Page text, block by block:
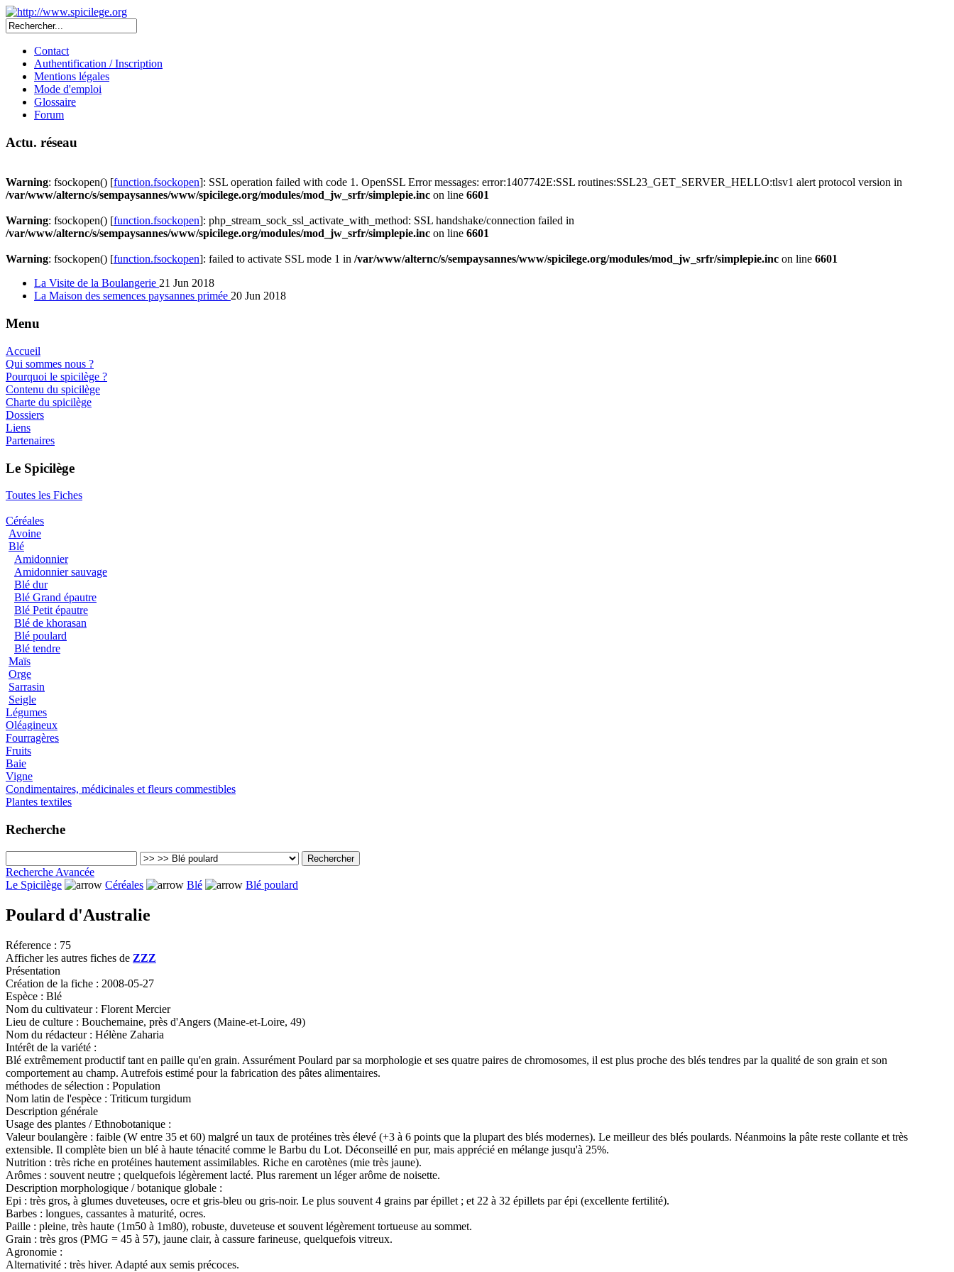
Contact
Authentification / Inscription
Mentions légales
Mode d'emploi
Glossaire
Forum
Actu. réseau
Warning: fsockopen() [function.fsockopen]: SSL operation failed with code 1. OpenSSL Error messages: error:1407742E:SSL routines:SSL23_GET_SERVER_HELLO:tlsv1 alert protocol version in
/var/www/alternc/s/sempaysannes/www/spicilege.org/modules/mod_jw_srfr/simplepie.inc on line 6601
Warning: fsockopen() [function.fsockopen]: php_stream_sock_ssl_activate_with_method: SSL handshake/connection failed in
/var/www/alternc/s/sempaysannes/www/spicilege.org/modules/mod_jw_srfr/simplepie.inc on line 6601
Warning: fsockopen() [function.fsockopen]: failed to activate SSL mode 1 in /var/www/alternc/s/sempaysannes/www/spicilege.org/modules/mod_jw_srfr/simplepie.inc on line 6601
La Visite de la Boulangerie 21 Jun 2018
La Maison des semences paysannes primée 20 Jun 2018
Menu
Accueil
Qui sommes nous ?
Pourquoi le spicilège ?
Contenu du spicilège
Charte du spicilège
Dossiers
Liens
Partenaires
Le Spicilège
Toutes les Fiches
Céréales
Avoine
Blé
Amidonnier
Amidonnier sauvage
Blé dur
Blé Grand épautre
Blé Petit épautre
Blé de khorasan
Blé poulard
Blé tendre
Maïs
Orge
Sarrasin
Seigle
Légumes
Oléagineux
Fourragères
Fruits
Baie
Vigne
Condimentaires, médicinales et fleurs commestibles
Plantes textiles
Recherche
Recherche Avancée
Le Spicilège
Céréales Blé Blé poulard
Poulard d'Australie
Réference : 75
Afficher les autres fiches de ZZZ
Présentation
Création de la fiche : 2008-05-27
Espèce : Blé
Nom du cultivateur : Florent Mercier
Lieu de culture : Bouchemaine, près d'Angers (Maine-et-Loire, 49)
Nom du rédacteur : Hélène Zaharia
Intérêt de la variété :
Blé extrêmement productif tant en paille qu'en grain. Assurément Poulard par sa morphologie et ses quatre paires de chromosomes, il est plus proche des blés tendres par la qualité de son grain et son
comportement au champ. Autrefois estimé pour la fabrication des pâtes alimentaires.
méthodes de sélection : Population
Nom latin de l'espèce : Triticum turgidum
Description générale
Usage des plantes / Ethnobotanique :
Valeur boulangère : faible (W entre 35 et 60) malgré un taux de protéines très élevé (+3 à 6 points que la plupart des blés modernes). Le meilleur des blés poulards. Néanmoins la pâte reste collante et très
extensible. Il complète bien un blé à haute ténacité comme le Barbu du Lot. Déconseillé en pur, mais apprécié en mélange jusqu'à 25%.
Nutrition : très riche en protéines hautement assimilables. Riche en carotènes (mie très jaune).
Arômes : souvent neutre ; quelquefois légèrement lacté. Plus rarement un léger arôme de noisette.
Description morphologique / botanique globale :
Epi : très gros, à glumes duveteuses, ocre et gris-bleu ou gris-noir. Le plus souvent 4 grains par épillet ; et 22 à 32 épillets par épi (excellente fertilité).
Barbes : longues, cassantes à maturité, ocres.
Paille : pleine, très haute (1m50 à 1m80), robuste, duveteuse et souvent légèrement tortueuse au sommet.
Grain : très gros (PMG = 45 à 57), jaune clair, à cassure farineuse, quelquefois vitreux.
Agronomie :
Alternativité : très hiver. Adapté aux semis précoces.